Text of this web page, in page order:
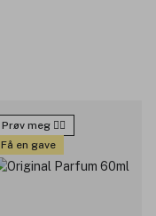
Prøv meg 🙋‍♀️
Få en gave